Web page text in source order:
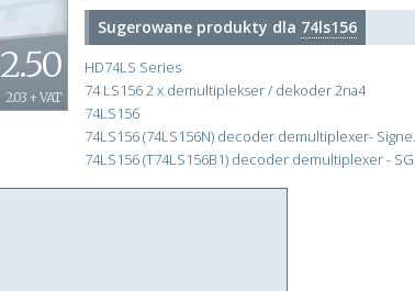
2.50
2.03 + VAT
Sugerowane produkty dla 74ls156
HD74LS Series
74 LS156 2 x demultiplekser / dekoder 2na4
74LS156